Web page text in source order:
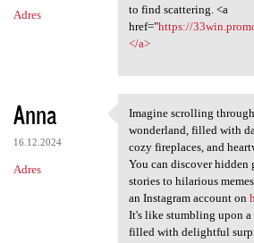
Adres
to find scattering. <a
href="https://
</a>
Anna
16.12.2024
Adres
Imagine scrolling
Imagine scrolling
wonderland, filled with
cozy fireplaces, and
You can discover hidden
stories to hilarious
an Instagram account on
It's like stumbling upon a
filled with delightful